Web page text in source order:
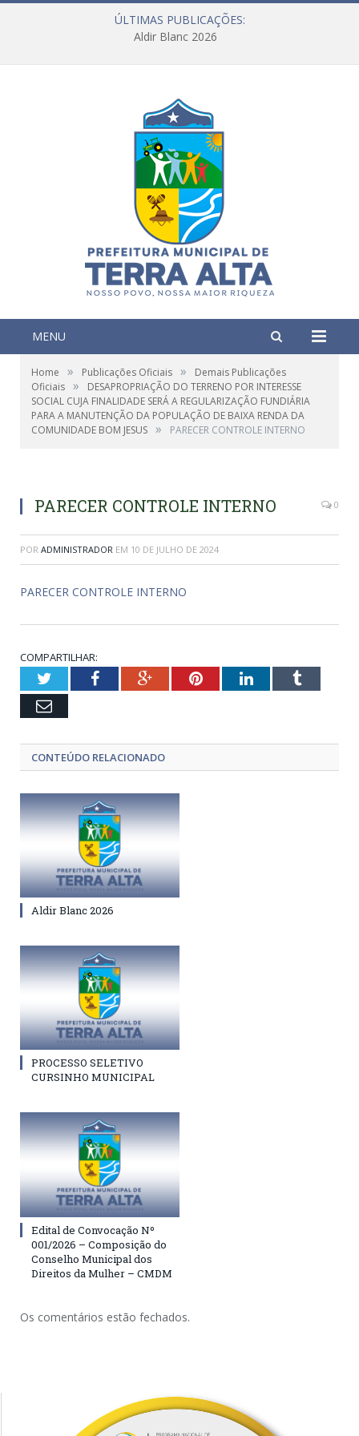
ÚLTIMAS PUBLICAÇÕES:
Aldir Blanc 2026
MENU
Home » Publicações Oficiais »
Demais Publicações
Oficiais »
DESAPROPRIAÇÃO DO TERRENO POR INTERESSE
SOCIAL CUJA FINALIDADE SERÁ A REGULARIZAÇÃO FUNDIÁRIA
PARA A MANUTENÇÃO DA POPULAÇÃO DE BAIXA RENDA DA
COMUNIDADE BOM JESUS » PARECER CONTROLE INTERNO
PARECER CONTROLE INTERNO 0
POR ADMINISTRADOR EM 10 DE JULHO DE 2024
PARECER CONTROLE INTERNO
COMPARTILHAR:
TwitterFacebookGoogle+PinterestLinkedInTumblr
Email
CONTEÚDO RELACIONADO
Aldir Blanc 2026
PROCESSO SELETIVO
CURSINHO MUNICIPAL
Edital de Convocação Nº
001/2026 – Composição do
Conselho Municipal dos
Direitos da Mulher – CMDM
Os comentários estão fechados.